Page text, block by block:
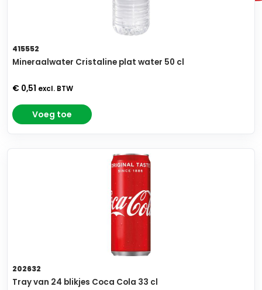
415552
Mineraalwater Cristaline plat water 50 cl
€ 0,51 excl. BTW
Voeg toe
202632
Tray van 24 blikjes Coca Cola 33 cl